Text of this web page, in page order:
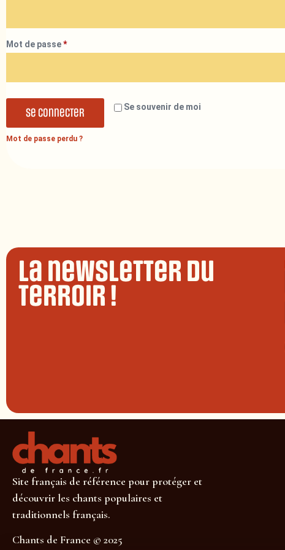
Mot de passe*
Se souvenir de moi
Se connecter
Mot de passe perdu ?
La newsletter du
terroir !
Site français de référence pour protéger et
découvrir les chants populaires et
traditionnels français.
Chants de France © 2025